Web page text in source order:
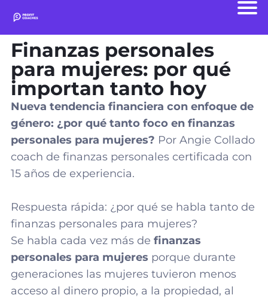
Finanzas personales
para mujeres: por qué
importan tanto hoy
Nueva tendencia financiera con enfoque de
género: ¿por qué tanto foco en finanzas
personales para mujeres? Por Angie Collado
coach de finanzas personales certificada con
15 años de experiencia.
Respuesta rápida: ¿por qué se habla tanto de
finanzas personales para mujeres?
Se habla cada vez más de finanzas
personales para mujeres porque durante
generaciones las mujeres tuvieron menos
acceso al dinero propio, a la propiedad, al